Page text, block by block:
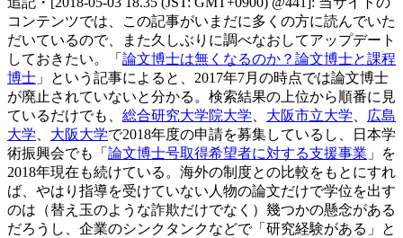
コンテンツでは、この記事がいまだに多くの方に読んでいた
だいているので、また久しぶりに調べなおしてアップデート
しておきたい。「 論文博士は無くなるのか？論文博士と課程
博士 」という記事によると、2017年7月の時点では論文博士
が廃止されていないと分かる。検索結果の上位から順番に見
ているだけでも、 総合研究大学院大学 大阪市立大学
広島
大学
大阪大学で2018年度の申請を募集しているし、日本学
術振興会でも「 論文博士号取得希望者に対する支援事業 」を
2018年現在も続けている。海外の制度との比較をもとにすれ
ば、やはり指導を受けていない人物の論文だけで学位を出す
のは（替え玉のような詐欺だけでなく）幾つかの懸念がある
だろうし、企業のシンクタンクなどで「研究経験がある」と